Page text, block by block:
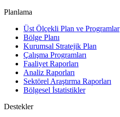
Planlama
Üst Ölçekli Plan ve Programlar
Bölge Planı
Kurumsal Stratejik Plan
Çalışma Programları
Faaliyet Raporları
Analiz Raporları
Sektörel Araştırma Raporları
Bölgesel İstatistikler
Destekler